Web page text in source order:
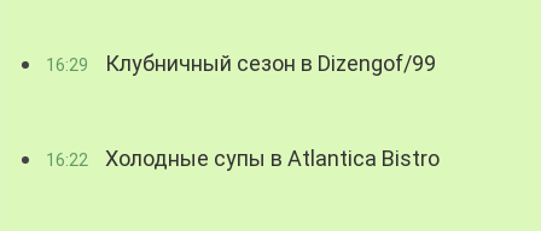
16:29 Клубничный сезон в Dizengof/99
16:22 Холодные супы в Atlantica Bistro